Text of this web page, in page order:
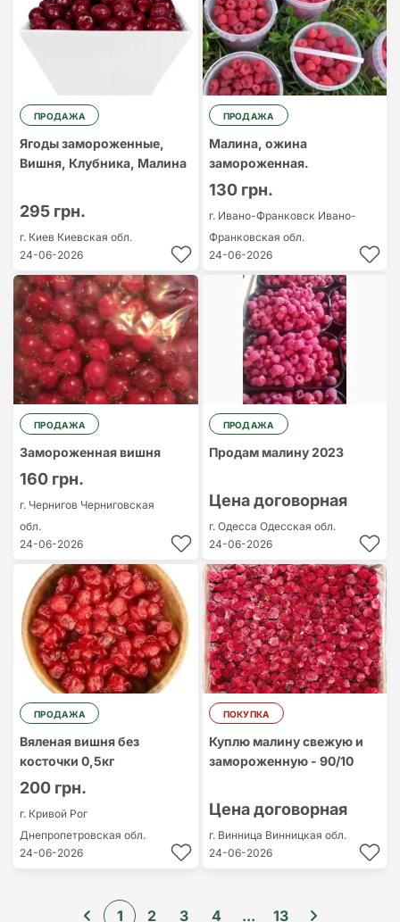
ПРОДАЖА
Ягоды замороженные,
Вишня, Клубника, Малина
295 грн.
г. Киев Киевская обл.
24-06-2026
ПРОДАЖА
Малина, ожина
замороженная.
130 грн.
г. Ивано-Франковск Ивано-
Франковская обл.
24-06-2026
ПРОДАЖА
Замороженная вишня
160 грн.
г. Чернигов Черниговская
обл.
24-06-2026
ПРОДАЖА
Продам малину 2023
Цена договорная
г. Одесса Одесская обл.
24-06-2026
ПРОДАЖА
Вяленая вишня без
косточки 0,5кг
200 грн.
г. Кривой Рог
Днепропетровская обл.
24-06-2026
ПОКУПКА
Куплю малину свежую и
замороженную - 90/10
Цена договорная
г. Винница Винницкая обл.
24-06-2026
1 2 3 4 ... 13